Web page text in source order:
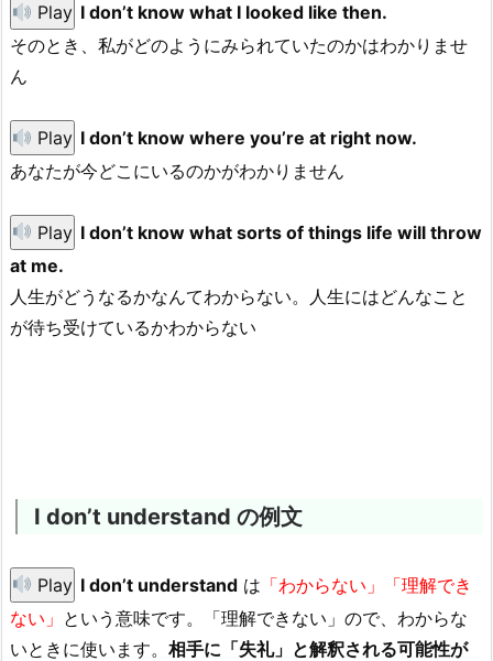
Play I don’t know what I looked like then.
そのとき、私がどのようにみられていたのかはわかりませ
ん
Play I don’t know where you’re at right now.
あなたが今どこにいるのかがわかりません
Play I don’t know what sorts of things life will throw
at me.
人生がどうなるかなんてわからない。人生にはどんなこと
が待ち受けているかわからない
I don’t understand の例文
Play I don’t understand は 「わからない」「理解でき
ない」 という意味です。「理解できない」ので、わからな
いときに使います。 相手に「失礼」と解釈される可能性が